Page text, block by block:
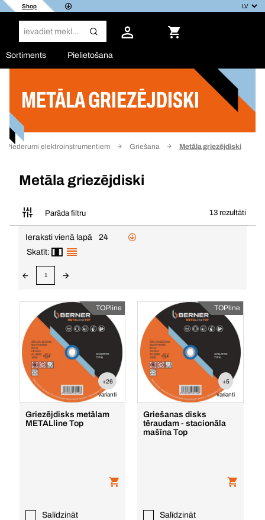
Shop
Sortiments Pielietošana
METĀLA GRIEZĒJDISKI
Piederumi elektroinstrumentiem Griešana Metāla griezējdiski
Metāla griezējdiski
Parāda filtru 13 rezultāti
Filtrs
Ieraksti vienā lapā
24
Skatīt:
1
TOPline
+26
varianti
Griezējdisks metālam
METALline Top
Salīdzināt
TOPline
+5
varianti
Griešanas disks
tēraudam - stacionāla
mašīna Top
Salīdzināt